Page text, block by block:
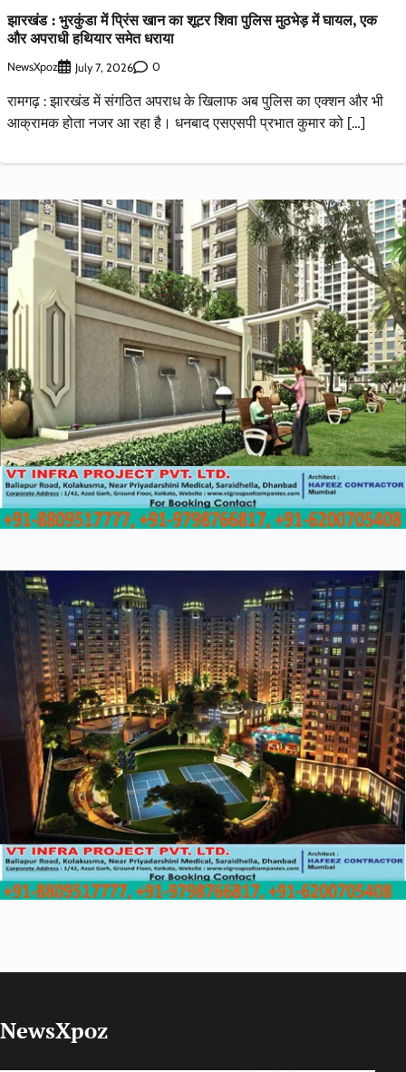
झारखंड : भुरकुंडा में प्रिंस खान का शूटर शिवा पुलिस मुठभेड़ में घायल, एक
और अपराधी हथियार समेत धराया
NewsXpoz July 7, 2026 0
रामगढ़ : झारखंड में संगठित अपराध के खिलाफ अब पुलिस का एक्शन और भी
आक्रामक होता नजर आ रहा है। धनबाद एसएसपी प्रभात कुमार को […]
NewsXpoz